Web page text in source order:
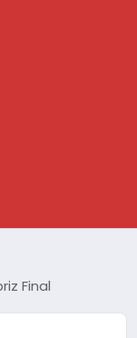
Final